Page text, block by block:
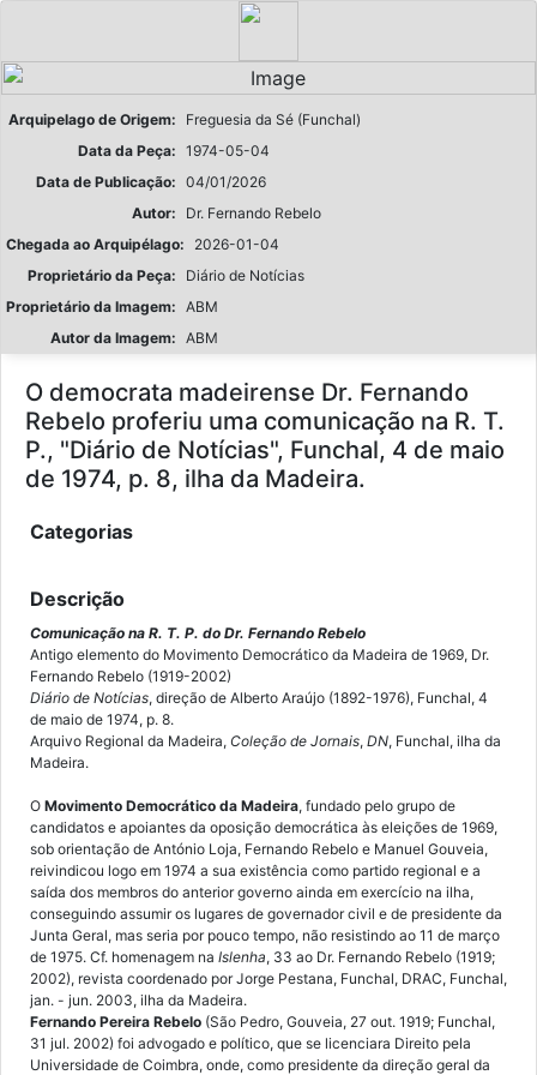
Arquipelago de Origem:
Freguesia da Sé (Funchal)
Data da Peça: 1974-05-04
Data de Publicação: 04/01/2026
Autor:
Dr. Fernando Rebelo
Chegada ao Arquipélago:
2026-01-04
Proprietário da Peça:
Diário de Notícias
Proprietário da Imagem: ABM
Autor da Imagem: ABM
O democrata madeirense Dr. Fernando
Rebelo proferiu uma comunicação na R. T.
P., "Diário de Notícias", Funchal, 4 de maio
de 1974, p. 8, ilha da Madeira.
Categorias
Descrição
Comunicação na R. T. P. do Dr. Fernando Rebelo
Antigo elemento do Movimento Democrático da Madeira de 1969, Dr.
Fernando Rebelo (1919-2002)
Diário de Notícias, direção de Alberto Araújo (1892-1976), Funchal, 4
de maio de 1974, p. 8.
Arquivo Regional da Madeira, Coleção de Jornais, DN, Funchal, ilha da
Madeira.
O Movimento Democrático da Madeira, fundado pelo grupo de
candidatos e apoiantes da oposição democrática às eleições de 1969,
sob orientação de António Loja, Fernando Rebelo e Manuel Gouveia,
reivindicou logo em 1974 a sua existência como partido regional e a
saída dos membros do anterior governo ainda em exercício na ilha,
conseguindo assumir os lugares de governador civil e de presidente da
Junta Geral, mas seria por pouco tempo, não resistindo ao 11 de março
de 1975. Cf. homenagem na Islenha, 33 ao Dr. Fernando Rebelo (1919;
2002), revista coordenado por Jorge Pestana, Funchal, DRAC, Funchal,
jan. - jun. 2003, ilha da Madeira.
Fernando Pereira Rebelo (São Pedro, Gouveia, 27 out. 1919; Funchal,
31 jul. 2002) foi advogado e político, que se licenciara Direito pela
Universidade de Coimbra, onde, como presidente da direção geral da